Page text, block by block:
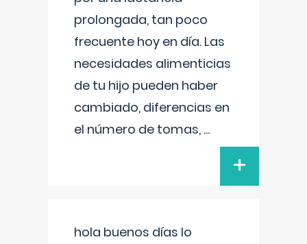
prolongada, tan poco
frecuente hoy en día. Las
necesidades alimenticias
de tu hijo pueden haber
cambiado, diferencias en
el número de tomas, ...
+
hola buenos días lo